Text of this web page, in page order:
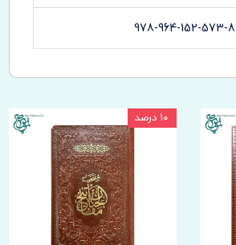
978-964-152-573-8
۱۰ درصد